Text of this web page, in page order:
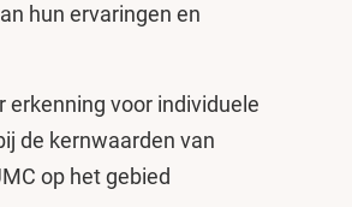
hun ervaringen en
voor individuele
de kernwaarden van
op het gebied